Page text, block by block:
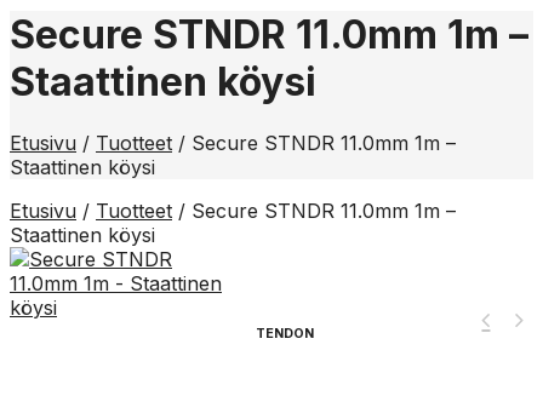
Secure STNDR 11.0mm 1m –
Staattinen köysi
Etusivu / Tuotteet / Secure STNDR 11.0mm 1m –
Staattinen köysi
Etusivu / Tuotteet / Secure STNDR 11.0mm 1m –
Staattinen köysi
TENDON